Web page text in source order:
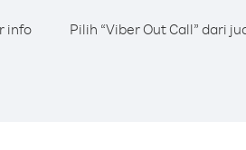
info
Pilih “Viber Out Call” dari